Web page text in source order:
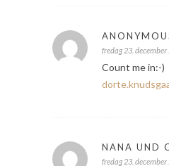
fredag 23.
Count me in:-)
NANA UND
fredag 23.